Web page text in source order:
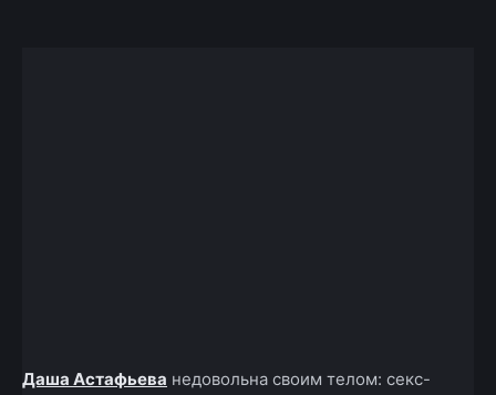
Даша Астафьева недовольна своим телом: секс-